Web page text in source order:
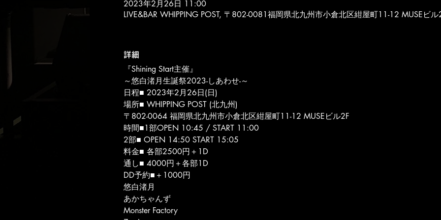
2023年2月26日 11:00
LIVE&BAR WHIPPING POST, 〒802-0081福岡県北九州市小倉北区紺屋町11-12 MUSEビル
詳細
『Shining Start主催』
～悠白渚月生誕祭2023-しあわせ-～
日程■ 2023年2月26日(日)
場所■ WHIPPING POST (北九州)
〒802-0064 福岡県北九州市小倉北区紺屋町11-12 MUSEビル2F
時間■1部OPEN 10:45 / START 11:00
2部■ OPEN 14:50 START 15:05
料金■ 各部2500円＋1D
通し■ 4000円＋各部1D
DD予約■＋1000円
悠白渚月
あかちゃんず
Monster Factory